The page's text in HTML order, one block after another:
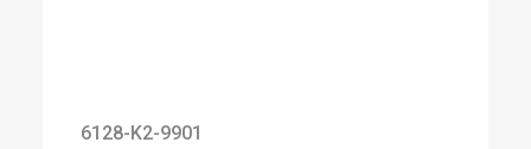
6128-K2-9901